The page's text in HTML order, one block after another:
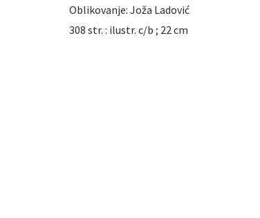
Oblikovanje: Joža Ladović
308 str. : ilustr. c/b ; 22 cm